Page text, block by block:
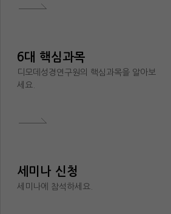
6대 핵심과목
디모데성경연구원의 핵심과목을 알아보
세요.
세미나 신청
세미나에 참석하세요.